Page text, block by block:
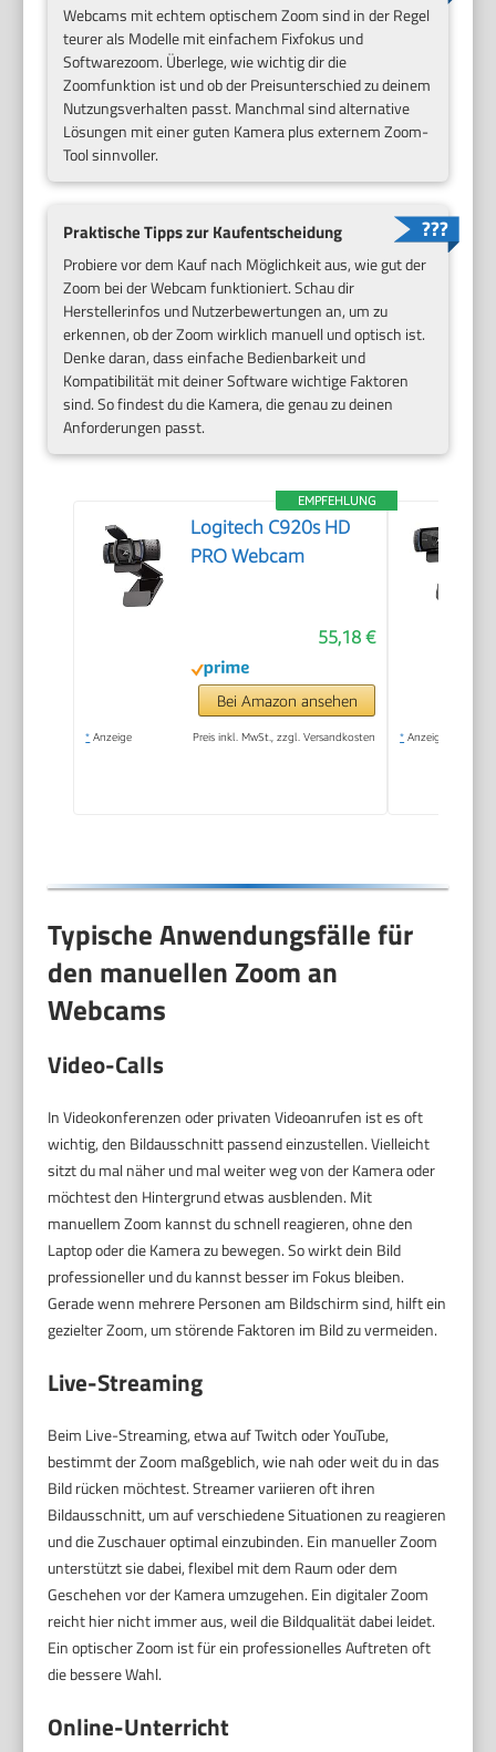
Webcams mit echtem optischem Zoom sind in der Regel
teurer als Modelle mit einfachem Fixfokus und
Softwarezoom. Überlege, wie wichtig dir die
Zoomfunktion ist und ob der Preisunterschied zu deinem
Nutzungsverhalten passt. Manchmal sind alternative
Lösungen mit einer guten Kamera plus externem Zoom-
Tool sinnvoller.
Praktische Tipps zur Kaufentscheidung
Probiere vor dem Kauf nach Möglichkeit aus, wie gut der
Zoom bei der Webcam funktioniert. Schau dir
Herstellerinfos und Nutzerbewertungen an, um zu
erkennen, ob der Zoom wirklich manuell und optisch ist.
Denke daran, dass einfache Bedienbarkeit und
Kompatibilität mit deiner Software wichtige Faktoren
sind. So findest du die Kamera, die genau zu deinen
Anforderungen passt.
EMPFEHLUNG
Logitech C920s HD
PRO Webcam
55,18 €
Bei Amazon ansehen
* Anzeige Preis inkl. MwSt., zzgl. Versandkosten * Anzeige
Typische Anwendungsfälle für
den manuellen Zoom an
Webcams
Video-Calls
In Videokonferenzen oder privaten Videoanrufen ist es oft
wichtig, den Bildausschnitt passend einzustellen. Vielleicht
sitzt du mal näher und mal weiter weg von der Kamera oder
möchtest den Hintergrund etwas ausblenden. Mit
manuellem Zoom kannst du schnell reagieren, ohne den
Laptop oder die Kamera zu bewegen. So wirkt dein Bild
professioneller und du kannst besser im Fokus bleiben.
Gerade wenn mehrere Personen am Bildschirm sind, hilft ein
gezielter Zoom, um störende Faktoren im Bild zu vermeiden.
Live-Streaming
Beim Live-Streaming, etwa auf Twitch oder YouTube,
bestimmt der Zoom maßgeblich, wie nah oder weit du in das
Bild rücken möchtest. Streamer variieren oft ihren
Bildausschnitt, um auf verschiedene Situationen zu reagieren
und die Zuschauer optimal einzubinden. Ein manueller Zoom
unterstützt sie dabei, flexibel mit dem Raum oder dem
Geschehen vor der Kamera umzugehen. Ein digitaler Zoom
reicht hier nicht immer aus, weil die Bildqualität dabei leidet.
Ein optischer Zoom ist für ein professionelles Auftreten oft
die bessere Wahl.
Online-Unterricht